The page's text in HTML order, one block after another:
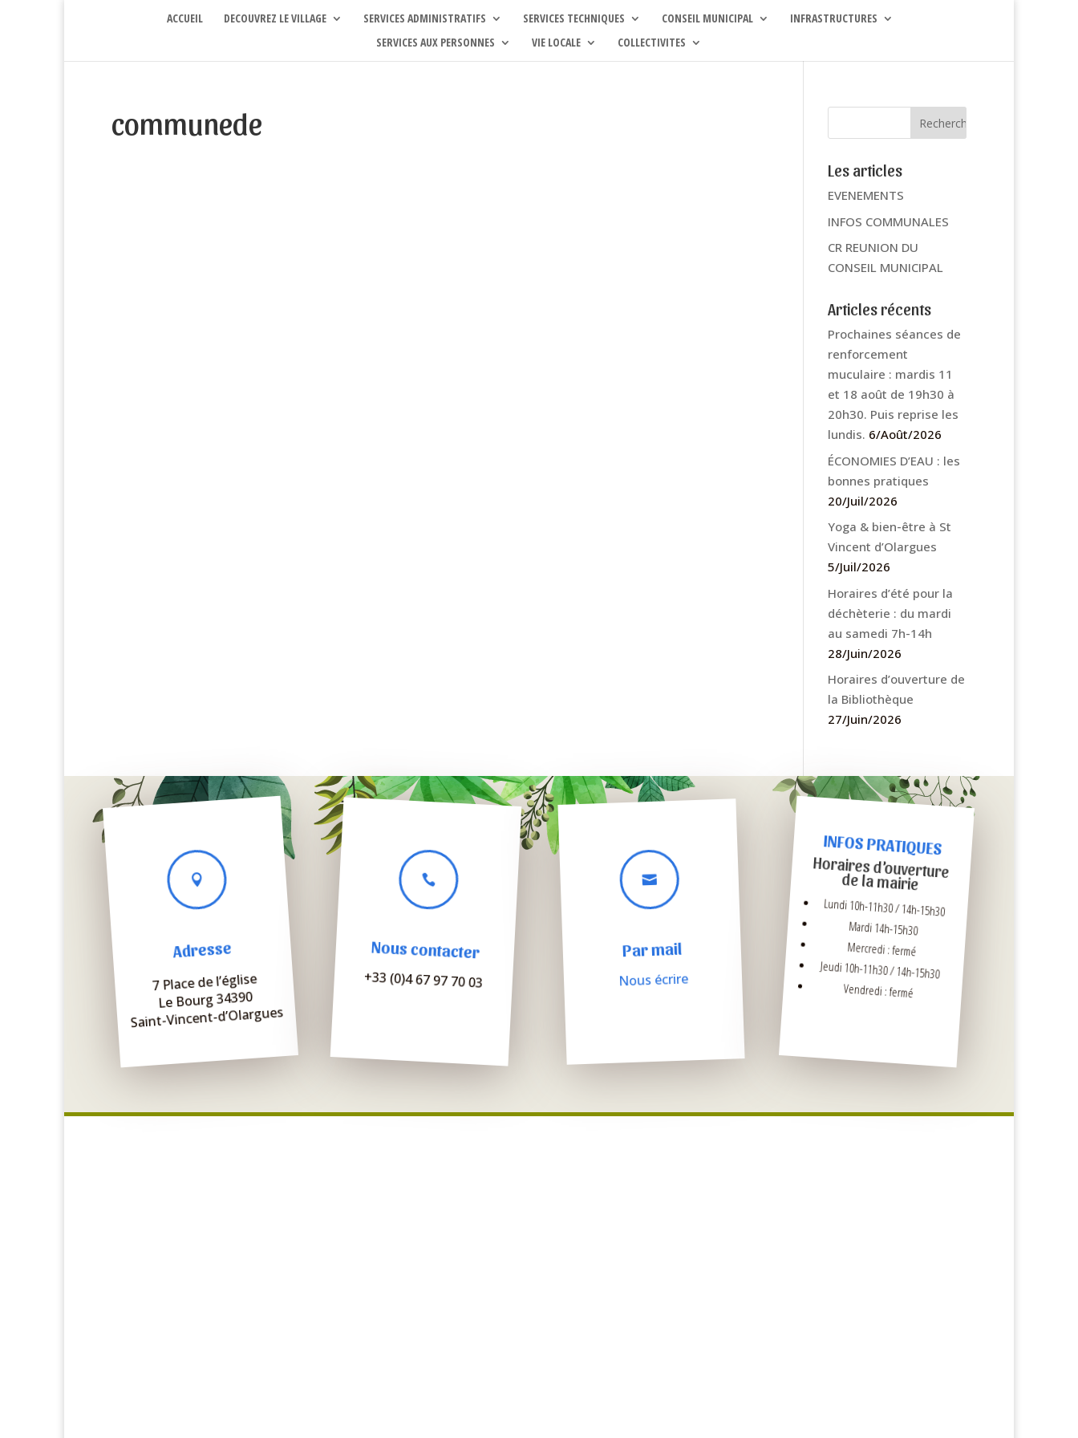
ACCUEIL DECOUVREZ LE VILLAGE SERVICES ADMINISTRATIFS SERVICES TECHNIQUES CONSEIL MUNICIPAL
INFRASTRUCTURES
SERVICES AUX PERSONNES
VIE LOCALE COLLECTIVITES
communede
Les articles
EVENEMENTS
INFOS COMMUNALES
CR REUNION DU
CONSEIL MUNICIPAL
Articles récents
Prochaines séances de
renforcement
muculaire : mardis 11
et 18 août de 19h30 à
20h30. Puis reprise les
lundis. 6/Août/2026
ÉCONOMIES D’EAU : les
bonnes pratiques
20/Juil/2026
Yoga & bien-être à St
Vincent d’Olargues
5/Juil/2026
Horaires d’été pour la
déchèterie : du mardi
au samedi 7h-14h
28/Juin/2026
Horaires d’ouverture de
la Bibliothèque
27/Juin/2026

Adresse
7 Place de l’église
Le Bourg 34390
Saint-Vincent-d’Olargues

Nous contacter
+33 (0)4 67 97 70 03

Par mail
Nous écrire
INFOS PRATIQUES
Horaires d’ouverture
de la mairie
Lundi 10h-11h30 / 14h-15h30
Mardi 14h-15h30
Mercredi : fermé
Jeudi 10h-11h30 / 14h-15h30
Vendredi : fermé